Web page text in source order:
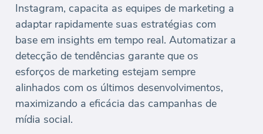
Instagram, capacita as equipes de marketing a
adaptar rapidamente suas estratégias com
base em insights em tempo real. Automatizar a
detecção de tendências garante que os
esforços de marketing estejam sempre
alinhados com os últimos desenvolvimentos,
maximizando a eficácia das campanhas de
mídia social.